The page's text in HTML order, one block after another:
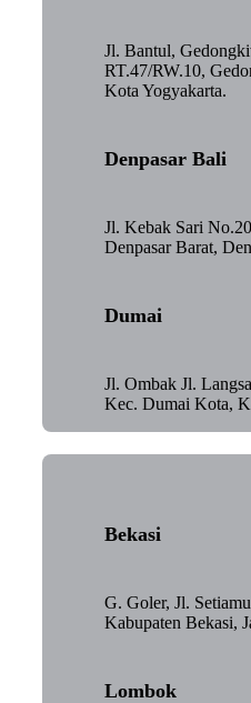
Jl. Bantul,
RT.47/RW.10,
Kota Yogyakarta.
Denpasar Bali
Jl. Kebak Sari
Denpasar Barat,
Dumai
Jl. Ombak Jl.
Kec. Dumai Kota,
Bekasi
G. Goler, Jl.
Kabupaten Bekasi,
Lombok